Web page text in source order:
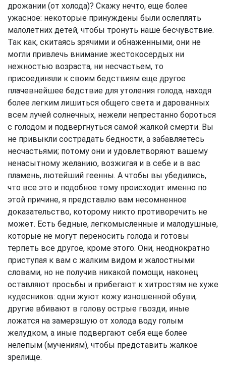
дрожании (от холода)? Скажу нечто, еще более
ужасное: некоторые принуждены были ослеплять
малолетних детей, чтобы тронуть наше бесчувствие.
Так как, скитаясь зрячими и обнаженными, они не
могли привлечь внимание жестокосердых ни
нежностью возраста, ни несчастьем, то
присоединяли к своим бедствиям еще другое
плачевнейшее бедствие для утоления голода, находя
более легким лишиться общего света и дарованных
всем лучей солнечных, нежели непрестанно бороться
с голодом и подвергнуться самой жалкой смерти. Вы
не привыкли сострадать бедности, а забавляетесь
несчастьями; потому они и удовлетворяют вашему
ненасытному желанию, возжигая и в себе и в вас
пламень, лютейший геенны. А чтобы вы убедились,
что все это и подобное тому происходит именно по
этой причине, я представлю вам несомненное
доказательство, которому никто противоречить не
может. Есть бедные, легкомысленные и малодушные,
которые не могут переносить голода и готовы
терпеть все другое, кроме этого. Они, неоднократно
приступая к вам с жалким видом и жалостными
словами, но не получив никакой помощи, наконец
оставляют просьбы и прибегают к хитростям не хуже
кудесников: одни жуют кожу изношенной обуви,
другие вбивают в голову острые гвозди, иные
ложатся на замерзшую от холода воду голым
желудком, а иные подвергают себя еще более
нелепым (мучениям), чтобы представить жалкое
зрелище.